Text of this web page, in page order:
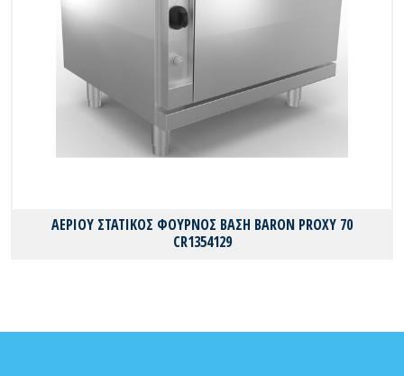
ΑΕΡΙΟΥ ΣΤΑΤΙΚΟΣ ΦΟΥΡΝΟΣ ΒΑΣΗ BARON PROXY 70
CR1354129